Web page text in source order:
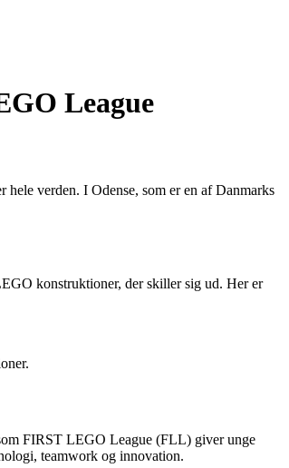
League
verden. I Odense, som er en af Danmarks
konstruktioner, der skiller sig ud. Her er
FIRST LEGO League (FLL) giver unge
teamwork og innovation.